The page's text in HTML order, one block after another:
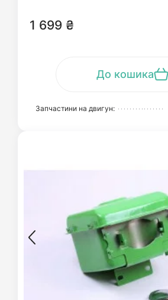
1 699 ₴
До кошика
Запчастини на двигун: